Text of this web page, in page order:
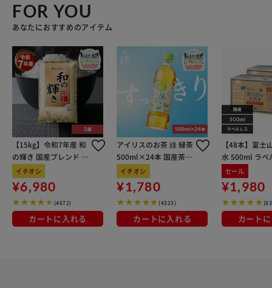
FOR YOU
あなたにおすすめのアイテム
【15kg】令和7年産 和
の輝き 国産ブレンド 5
kg×3袋
イチオシ
¥6,980
(4672)
カートに入れる
アイリスのお茶 綠 緑茶
500ml×24本 国産茶葉
100％使用
イチオシ
¥1,780
(4323)
カートに入れる
【48本】富士
水 500ml ラベ
セール
¥1,980
カート